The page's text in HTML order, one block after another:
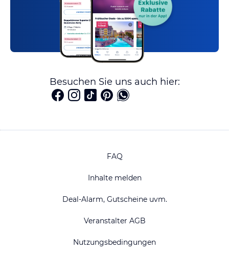
Besuchen Sie uns auch hier:
FAQ
Inhalte melden
Deal-Alarm, Gutscheine uvm.
Veranstalter AGB
Nutzungsbedingungen